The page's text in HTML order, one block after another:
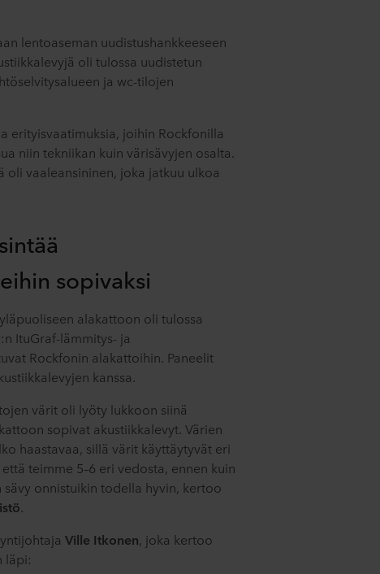
lentoaseman uudistushankkeeseen
oli tulossa uudistetun
ja wc-tilojen
erityisvaatimuksia, joihin Rockfonilla
niin tekniikan kuin värisävyjen osalta.
oli vaaleansininen, joka jatkuu ulkoa
sopivaksi
alakattoon oli tulossa
:n ItuGraf-lämmitys- ja
Rockfonin alakattoihin. Paneelit
kanssa.
värit oli lyöty lukkoon siinä
sopivat akustiikkalevyt. Värien
haastavaa, sillä värit käyttäytyvät eri
teimme 5–6 eri vedosta, ennen kuin
onnistuikin todella hyvin, kertoo
.
Ville Itkonen, joka kertoo
läpi: